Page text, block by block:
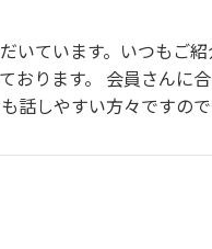
いています。いつもご
おります。 会員さん
話しやすい方々ですの